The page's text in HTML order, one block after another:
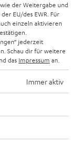
im
der Weitergabe und
EU/des EWR. Für
einzeln aktivieren
jederzeit
Schau dir für weitere
das Impressum an.
Immer aktiv